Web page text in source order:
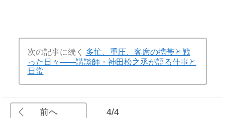
次の記事に続く
多忙、重圧、客席の携帯と戦
った日々――講談師・神田松之丞が語る仕事と
日常
前へ 4/4